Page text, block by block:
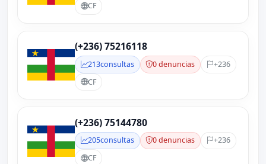
CF
(+236) 75216118
213consultas 0 denuncias
+236
CF
(+236) 75144780
205consultas 0 denuncias
+236
CF